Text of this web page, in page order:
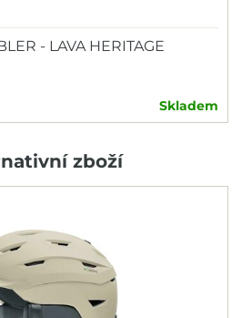
- LAVA HERITAGE
Skladem
zboží